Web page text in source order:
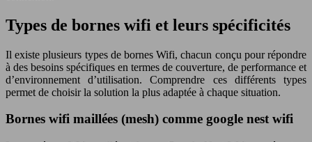
Types de bornes wifi et leurs spécificités
Il existe plusieurs types de bornes Wifi, chacun conçu pour répondre
à des besoins spécifiques en termes de couverture, de performance et
d’environnement d’utilisation. Comprendre ces différents types
permet de choisir la solution la plus adaptée à chaque situation.
Bornes wifi maillées (mesh) comme google nest wifi